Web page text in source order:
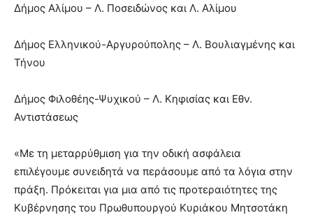
Δήμος Αλίμου – Λ. Ποσειδώνος και Λ. Αλίµου
Δήμος Ελληνικού-Αργυρούπολης – Λ. Βουλιαγµένης και
Τήνου
Δήμος Φιλοθέης-Ψυχικού – Λ. Κηφισίας και Εθν.
Αντιστάσεως
«Με τη μεταρρύθμιση για την οδική ασφάλεια
επιλέγουμε συνειδητά να περάσουμε από τα λόγια στην
πράξη. Πρόκειται για μια από τις προτεραιότητες της
Κυβέρνησης του Πρωθυπουργού Κυριάκου Μητσοτάκη